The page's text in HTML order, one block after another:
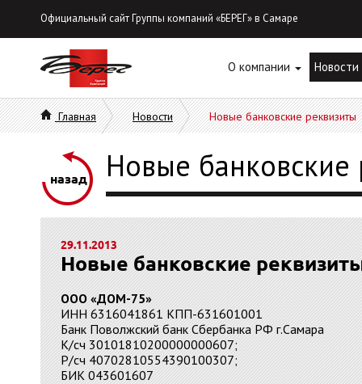
Официальный сайт Группы компаний «БЕРЕГ» в Самаре
О компании Новости
Главная Новости Новые банковские реквизиты
назад Новые банковские
29.11.2013
Новые банковские
ООО «ДОМ-75»
ИНН 6316041861 КПП-631601001
Банк Поволжский банк Сбербанка РФ г.Самара
К/сч 30101810200000000607;
Р/сч 40702810554390100307;
БИК 043601607